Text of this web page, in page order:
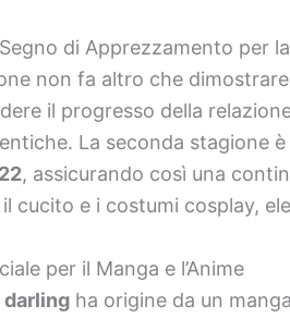
di Apprezzamento per
non fa altro che
il progresso della
La seconda stagione
, assicurando così una
cucito e i costumi cosplay,
per il Manga e l’Anime
darling ha origine da un